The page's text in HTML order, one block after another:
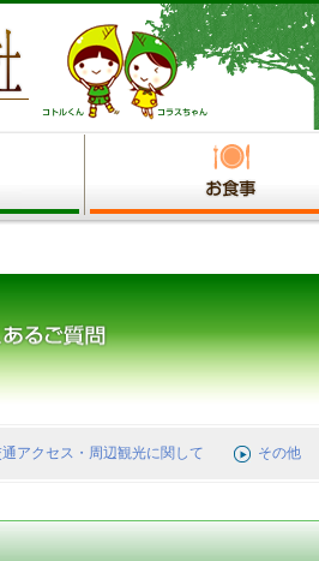
アクセス・周辺観光に関して その他